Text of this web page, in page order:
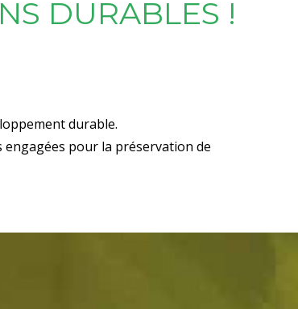
DURABLES !
durable.
engagées pour la préservation de